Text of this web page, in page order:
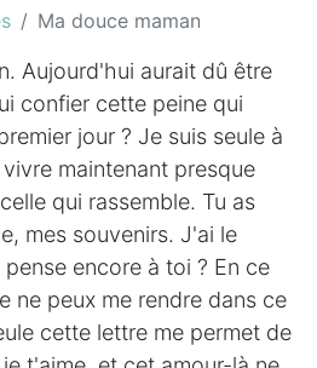
Ma douce maman
Aujourd'hui aurait dû être
confier cette peine qui
jour ? Je suis seule à
maintenant presque
qui rassemble. Tu as
mes souvenirs. J'ai le
encore à toi ? En ce
ne peux me rendre dans ce
cette lettre me permet de